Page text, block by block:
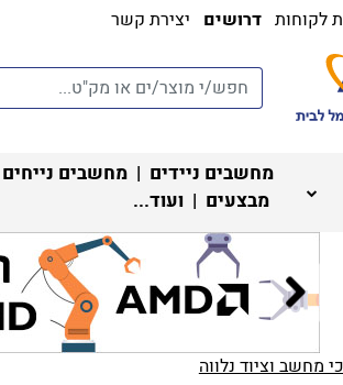
לקוחות דרושים יצירת קשר
מחשבים ניידים | מחשבים נייחים
מבצעים | ועוד...
מחשב וציוד נלווה